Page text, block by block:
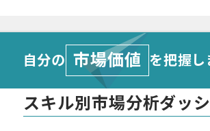
自分の 市場価値 を把握
スキル別市場分析ダッ